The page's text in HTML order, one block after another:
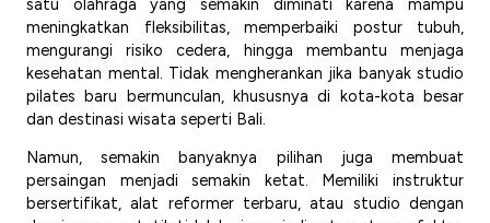
satu olahraga yang semakin diminati karena mampu
meningkatkan fleksibilitas, memperbaiki postur tubuh,
mengurangi risiko cedera, hingga membantu menjaga
kesehatan mental. Tidak mengherankan jika banyak studio
pilates baru bermunculan, khususnya di kota-kota besar
dan destinasi wisata seperti Bali.
Namun, semakin banyaknya pilihan juga membuat
persaingan menjadi semakin ketat. Memiliki instruktur
bersertifikat, alat reformer terbaru, atau studio dengan